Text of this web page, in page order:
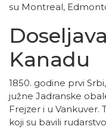
su Montreal,
Kanadu
1850. godine prvi
južne Jadranske
Frejzer i u Vankuver.
koji su bavili